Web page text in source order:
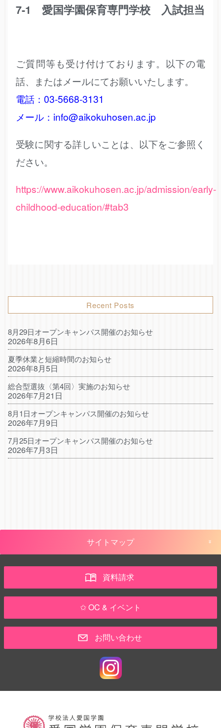
7-1 愛国学園保育専門学校 入試担当
ご質問等も受け付けております。以下の電
話、またはメールにてお願いいたします。
電話：03-5668-3131
メール： info@aikokuhosen.ac.jp
受験に関する詳しいことは、以下をご参照く
ださい。
https://www.aikokuhosen.ac.jp/admission/early-
childhood-education/#tab3
Recent Posts
8月29日オープンキャンパス開催のお知らせ
2026年8月6日
夏季休業と短縮時間のお知らせ
2026年8月5日
総合型選抜〈第4回〉実施のお知らせ
2026年7月21日
8月1日オープンキャンパス開催のお知らせ
2026年7月9日
7月25日オープンキャンパス開催のお知らせ
2026年7月3日
サイトマップ
資料請求
✩ OC & イベント
お問い合わせ